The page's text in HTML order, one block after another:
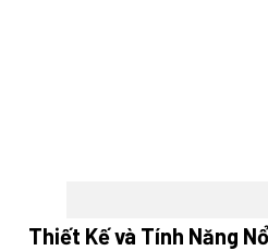
Thiết Kế và Tính Năng